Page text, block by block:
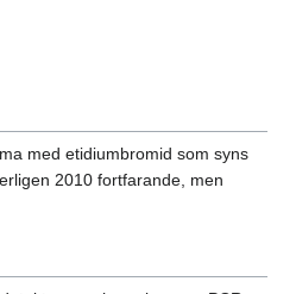
med etidiumbromid som syns
2010 fortfarande, men